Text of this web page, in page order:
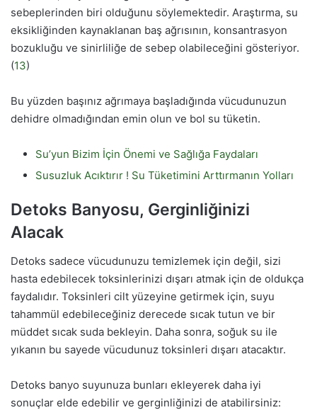
sebeplerinden biri olduğunu söylemektedir. Araştırma, su
eksikliğinden kaynaklanan baş ağrısının, konsantrasyon
bozukluğu ve sinirliliğe de sebep olabileceğini gösteriyor.
(13)
Bu yüzden başınız ağrımaya başladığında vücudunuzun
dehidre olmadığından emin olun ve bol su tüketin.
Su’yun Bizim İçin Önemi ve Sağlığa Faydaları
Susuzluk Acıktırır ! Su Tüketimini Arttırmanın Yolları
Detoks Banyosu, Gerginliğinizi
Alacak
Detoks sadece vücudunuzu temizlemek için değil, sizi
hasta edebilecek toksinlerinizi dışarı atmak için de oldukça
faydalıdır. Toksinleri cilt yüzeyine getirmek için, suyu
tahammül edebileceğiniz derecede sıcak tutun ve bir
müddet sıcak suda bekleyin. Daha sonra, soğuk su ile
yıkanın bu sayede vücudunuz toksinleri dışarı atacaktır.
Detoks banyo suyunuza bunları ekleyerek daha iyi
sonuçlar elde edebilir ve gerginliğinizi de atabilirsiniz: